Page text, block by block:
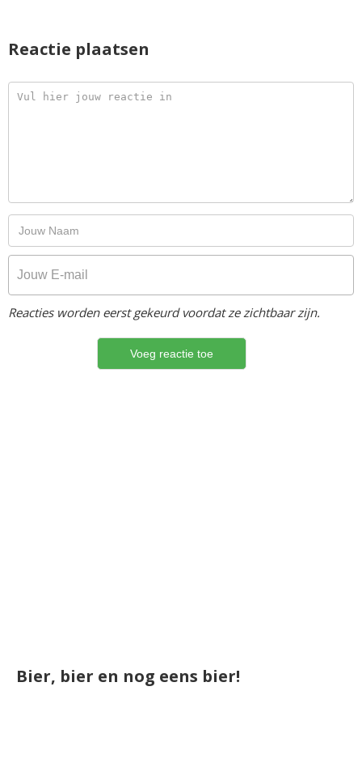
Reactie plaatsen
Reacties worden eerst gekeurd voordat ze zichtbaar zijn.
Bier, bier en nog eens bier!